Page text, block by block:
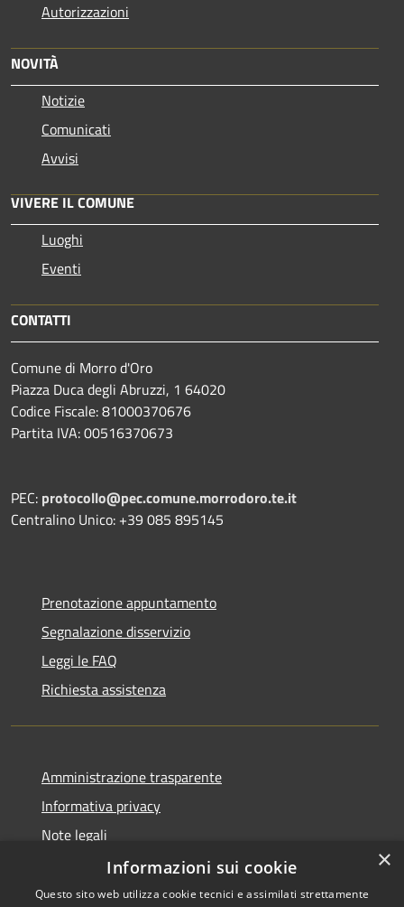
Autorizzazioni
NOVITÀ
Notizie
Comunicati
Avvisi
VIVERE IL COMUNE
Luoghi
Eventi
CONTATTI
Comune di Morro d'Oro
Piazza Duca degli Abruzzi, 1 64020
Codice Fiscale: 81000370676
Partita IVA: 00516370673
PEC: protocollo@pec.comune.morrodoro.te.it
Centralino Unico: +39 085 895145
Prenotazione appuntamento
Segnalazione disservizio
Leggi le FAQ
Richiesta assistenza
Amministrazione trasparente
Informativa privacy
Note legali
Dichiarazione di accessibilità
×
Informazioni sui cookie
Questo sito web utilizza cookie tecnici e assimilati strettamente